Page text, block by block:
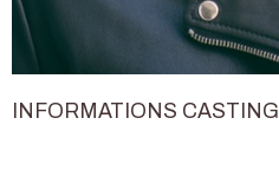
INFORMATIONS CASTING